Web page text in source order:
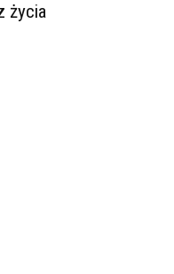
życia